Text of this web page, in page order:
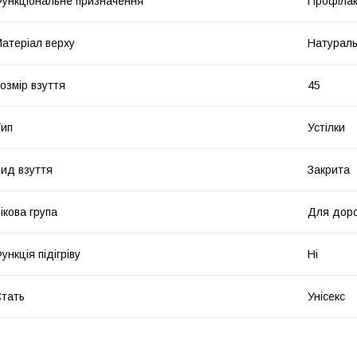
верху
взуття 45
Устілки
взуття Закрита
група Для
підігріву Ні
Унісекс